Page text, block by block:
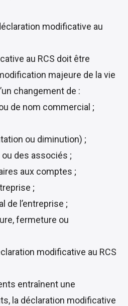
modificative au
au RCS doit être
majeure de la vie
changement de :
de nom commercial ;
ou diminution) ;
des associés ;
aux comptes ;
;
de l’entreprise ;
fermeture ou
modificative au RCS
entraînent une
la déclaration modificative